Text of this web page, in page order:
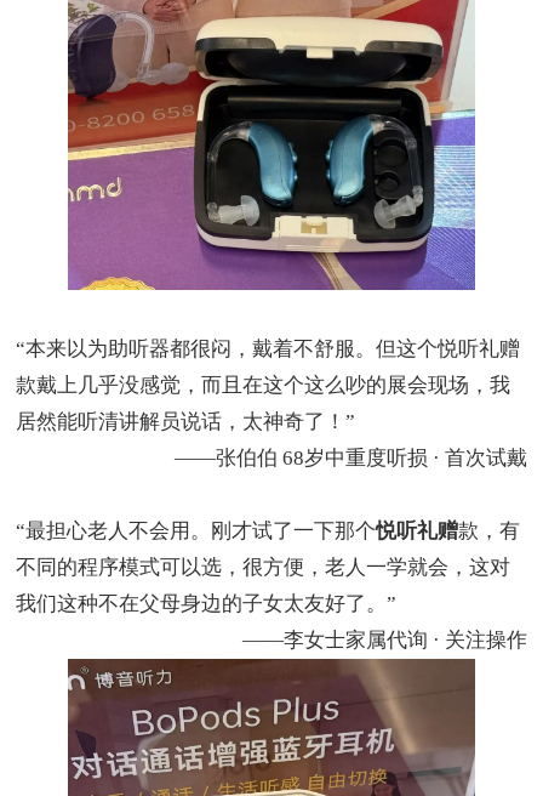
“本来以为助听器都很闷，戴着不舒服。但这个悦听礼赠
款戴上几乎没感觉，而且在这个这么吵的展会现场，我
居然能听清讲解员说话，太神奇了！”
——张伯伯 68岁中重度听损 · 首次试戴
“最担心老人不会用。刚才试了一下那个悦听礼赠款，有
不同的程序模式可以选，很方便，老人一学就会，这对
我们这种不在父母身边的子女太友好了。”
——李女士家属代询 · 关注操作